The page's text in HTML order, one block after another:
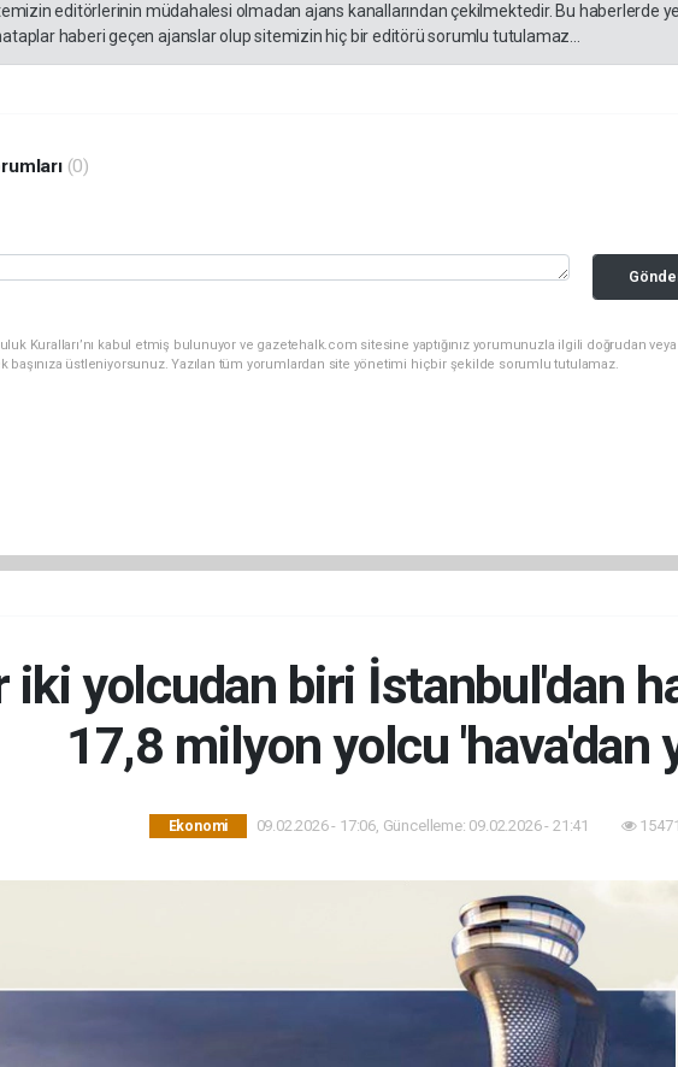
editörlerinin müdahalesi olmadan ajans kanallarından çekilmektedir. Bu haberlerde
haberi geçen ajanslar olup sitemizin hiç bir editörü sorumlu tutulamaz...
(0)
Kuralları’nı kabul etmiş bulunuyor ve gazetehalk.com sitesine yaptığınız yorumunuzla ilgili doğrudan veya
başınıza üstleniyorsunuz. Yazılan tüm yorumlardan site yönetimi hiçbir şekilde sorumlu tutulamaz.
iki yolcudan biri İstanbul'dan
17,8 milyon yolcu 'hava'dan
Ekonomi 09.02.2026 - 17:06, Güncelleme: 09.02.2026 - 21:41